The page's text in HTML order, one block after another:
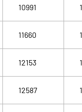
10991
11660
12153
12587